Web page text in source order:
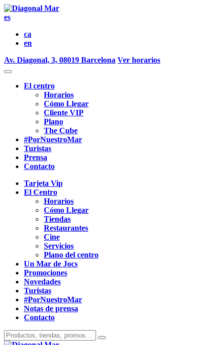
es
ca
en
Av. Diagonal, 3, 08019 Barcelona Ver horarios
El centro
Horarios
Cómo Llegar
Cliente VIP
Plano
The Cube
#PorNuestroMar
Turistas
Prensa
Contacto
Tarjeta Vip
El Centro
Horarios
Cómo Llegar
Tiendas
Restaurantes
Cine
Servicios
Plano del centro
Un Mar de Jocs
Promociones
Novedades
Turistas
#PorNuestroMar
Notas de prensa
Contacto